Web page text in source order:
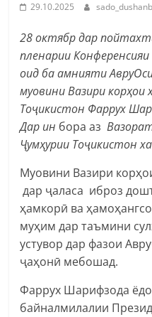
29.10.2025
28 октябр дар
пленарии
оид ба амнияти
муовини Вазири корҳои
Тоҷикистон Фаррух
Дар ин бора аз
Ҷумҳурии Тоҷикистон
Муовини Вазири
дар ҷаласа иброз
ҳамкорӣ ва
муҳим дар таъмини
устувор дар фазои
ҷаҳонӣ мебошад.
Фаррух Шарифзода
байналмилалии